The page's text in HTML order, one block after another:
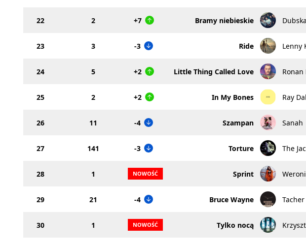
22 2 +7 Bramy niebieskie Dubska
23 3 -3 Ride Lenny
24 5 +2 Little Thing Called Love
25 2 +2 In My Bones Ray
26 11 -4 Szampan Sanah
27 141 -3 Torture The
28 1 Sprint
29 21 -4 Bruce Wayne Tacher
30 1 Tylko nocą